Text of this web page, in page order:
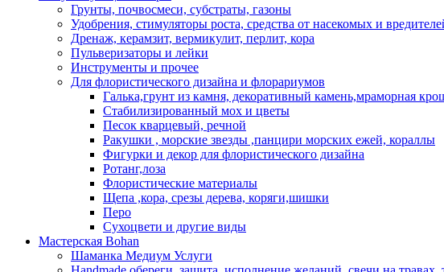
Грунты, почвосмеси, субстраты, газоны
Удобрения, стимуляторы роста, средства от насекомых и
Дренаж, керамзит, вермикулит, перлит, кора
Пульверизаторы и лейки
Инструменты и прочее
Для флористического дизайна и флорариумов
Галька,грунт из камня, декоративный камень,мраморная
Стабилизированный мох и цветы
Песок кварцевый, речной
Ракушки , морские звезды ,панцири морских ежей, кораллы
Фигурки и декор для флористического дизайна
Ротанг,лоза
Флористические материалы
Щепа ,кора, срезы дерева, коряги,шишки
Перо
Сухоцвети и другие виды
Мастерская Bohan
Шаманка Медиум Услуги